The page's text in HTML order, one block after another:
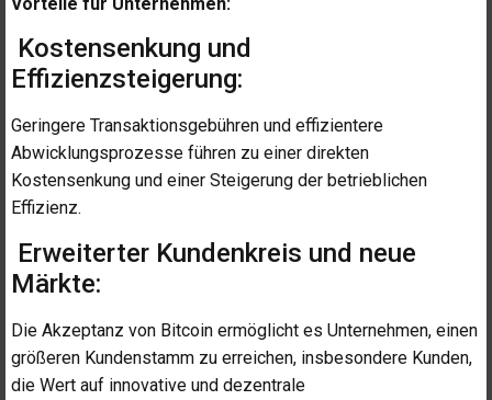
Kostensenkung und
Effizienzsteigerung:
Geringere Transaktionsgebühren und effizientere
Abwicklungsprozesse führen zu einer direkten
Kostensenkung und einer Steigerung der betrieblichen
Effizienz.
Erweiterter Kundenkreis und neue
Märkte:
Die Akzeptanz von Bitcoin ermöglicht es Unternehmen, einen
größeren Kundenstamm zu erreichen, insbesondere Kunden,
die Wert auf innovative und dezentrale